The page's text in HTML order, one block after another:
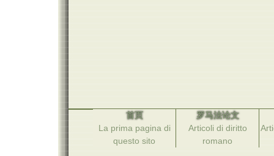
首页
La prima pagina di
questo sito
罗马法论文
Articoli di diritto
romano